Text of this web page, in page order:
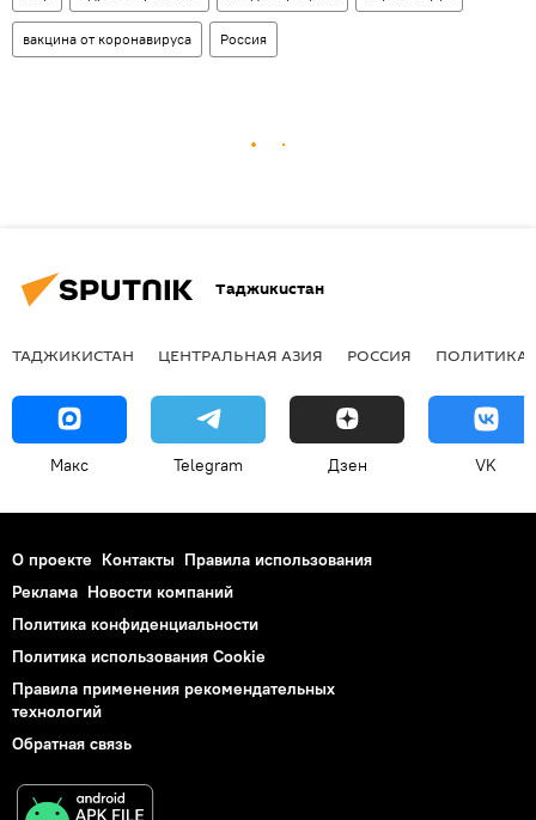
вакцина от коронавируса Россия
Таджикистан
ТАДЖИКИСТАН ЦЕНТРАЛЬНАЯ АЗИЯ РОССИЯ ПОЛИТИКА
Макс Telegram Дзен VK
О проекте Контакты Правила использования
Реклама Новости компаний
Политика конфиденциальности
Политика использования Cookie
Правила применения рекомендательных
технологий
Обратная связь